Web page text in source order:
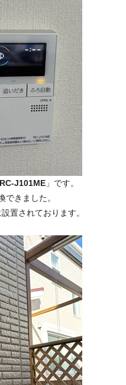
RC-J101ME 」です。
できました。
置されております。